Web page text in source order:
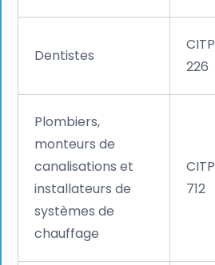
Dentistes
CITP
226
Plombiers,
monteurs de
canalisations et
installateurs de
systèmes de
chauffage
CITP
712